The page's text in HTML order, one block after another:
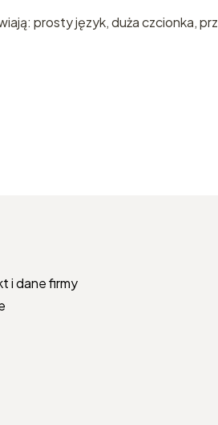
prosty język, duża czcionka,
w stopce
i dane firmy